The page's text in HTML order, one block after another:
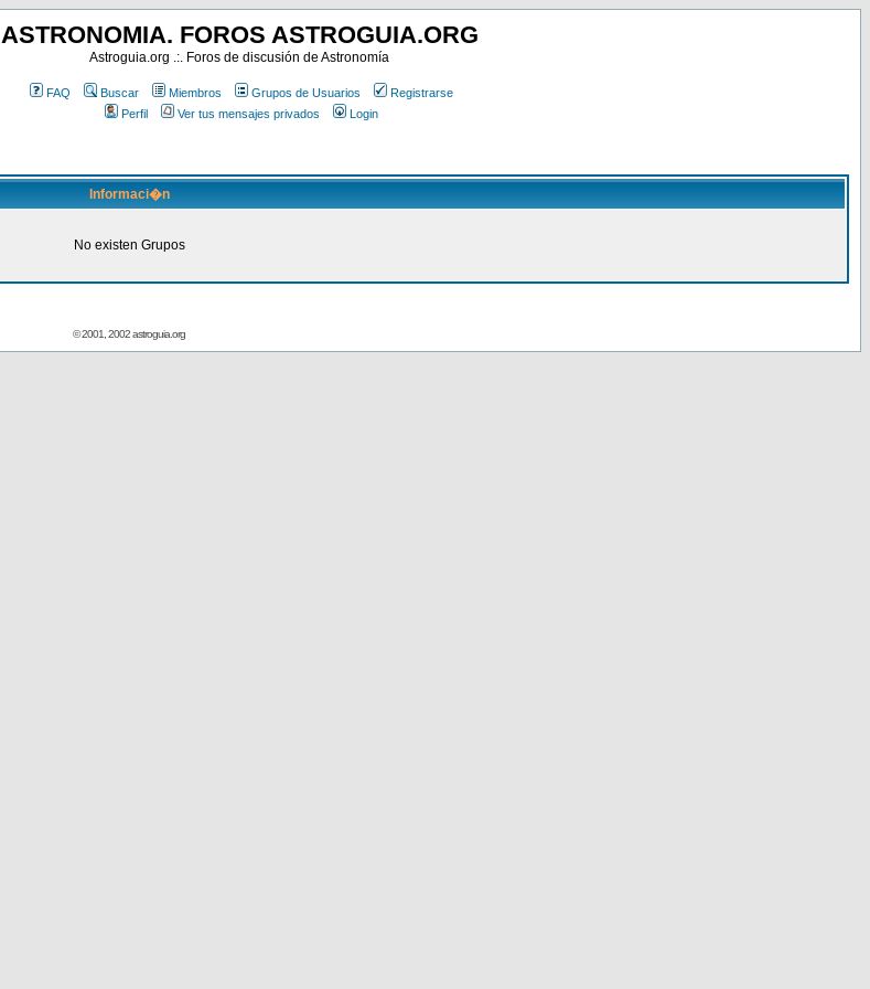
ASTRONOMIA. FOROS ASTROGUIA.ORG
Astroguia.org .:. Foros de discusión de Astronomía
FAQ Buscar Miembros Grupos de Usuarios
Registrarse
Perfil
Ver tus mensajes privados Login
Informaci�n
No existen Grupos
© 2001, 2002 astroguia.org